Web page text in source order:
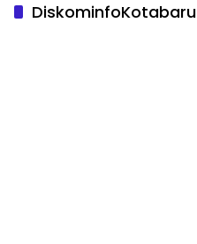
DiskominfoKotabaru